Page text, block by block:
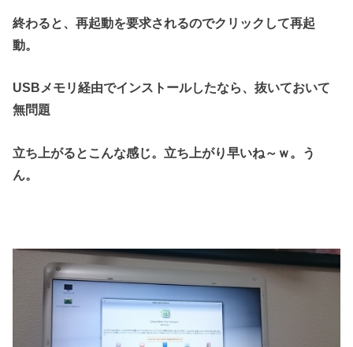
終わると、再起動を要求されるのでクリックして再起
動。
USBメモリ経由でインストールしたなら、抜いておいて
無問題
立ち上がるとこんな感じ。立ち上がり早いね～ｗ。う
ん。